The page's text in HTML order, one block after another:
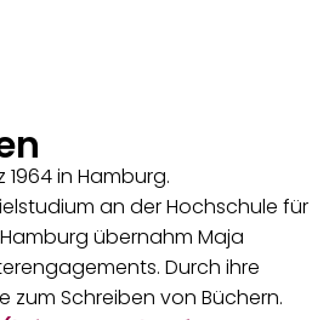
in Hamburg.
an der Hochschule für
übernahm Maja
Durch ihre
zum Schreiben von Büchern.